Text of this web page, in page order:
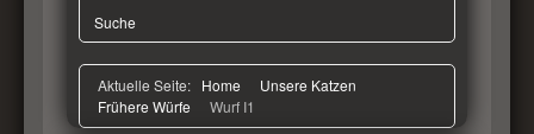
Suche
Aktuelle Seite: Home
Unsere Katzen
Frühere Würfe
Wurf I1